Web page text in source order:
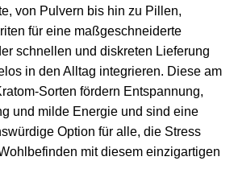
von Pulvern bis hin zu Pillen,
für eine maßgeschneiderte
schnellen und diskreten Lieferung
in den Alltag integrieren. Diese am
Sorten fördern Entspannung,
und milde Energie und sind eine
Option für alle, die Stress
mit diesem einzigartigen